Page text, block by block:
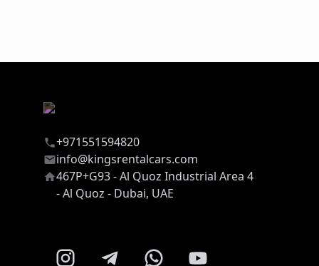
+971551594820
info@kingsrentalcars.com
467P+G93 - Al Quoz Industrial Area 4
- Al Quoz - Dubai, UAE